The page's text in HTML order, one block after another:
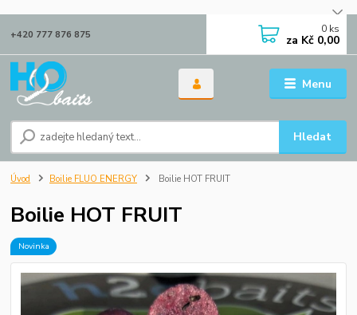
Menu
Hledat
+420 777 876 875 0 ks
za Kč 0,00
Úvod Boilie FLUO ENERGY Boilie HOT FRUIT
Boilie HOT FRUIT
Novinka